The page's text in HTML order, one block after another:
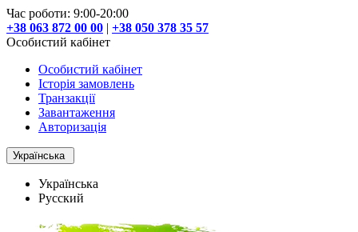
Час роботи: 9:00-20:00
+38 063 872 00 00 | +38 050 378 35 57
Особистий кабінет
Особистий кабінет
Історія замовлень
Транзакції
Завантаження
Авторизація
Українська
Українська
Русский